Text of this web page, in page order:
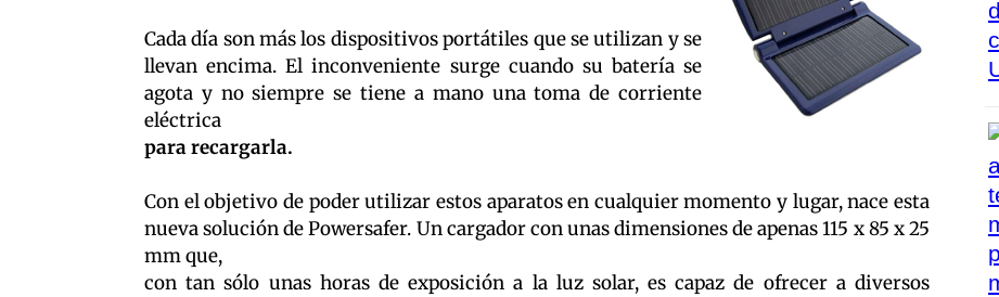
Cada día son más los dispositivos portátiles que se utilizan y se
llevan encima. El inconveniente surge cuando su batería se
agota y no siempre se tiene a mano una toma de corriente
eléctrica
para recargarla.
Con el objetivo de poder utilizar estos aparatos en cualquier momento y lugar, nace esta
nueva solución de Powersafer. Un cargador con unas dimensiones de apenas 115 x 85 x 25
mm que,
con tan sólo unas horas de exposición a la luz solar, es capaz de ofrecer a diversos